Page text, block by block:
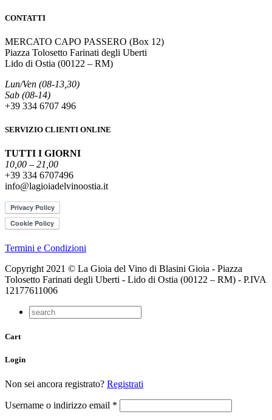
CONTATTI
MERCATO CAPO PASSERO (Box 12)
Piazza Tolosetto Farinati degli Uberti
Lido di Ostia (00122 – RM)
Lun/Ven (08-13,30)
Sab (08-14)
+39 334 6707 496
SERVIZIO CLIENTI ONLINE
TUTTI I GIORNI
10,00 – 21,00
+39 334 6707496
info@lagioiadelvinoostia.it
Termini e Condizioni
Copyright 2021 © La Gioia del Vino di Blasini Gioia - Piazza
Tolosetto Farinati degli Uberti - Lido di Ostia (00122 – RM) - P.IVA
12177611006
Cart
Login
Non sei ancora registrato? Registrati
Username o indirizzo email *